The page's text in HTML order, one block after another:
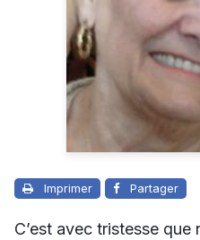
Imprimer Partager
C’est avec tristesse